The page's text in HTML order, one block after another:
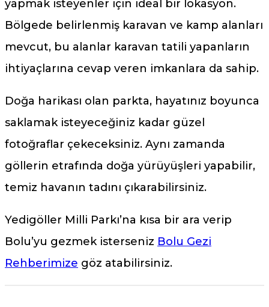
yapmak isteyenler için ideal bir lokasyon.
Bölgede belirlenmiş karavan ve kamp alanları
mevcut, bu alanlar karavan tatili yapanların
ihtiyaçlarına cevap veren imkanlara da sahip.
Doğa harikası olan parkta, hayatınız boyunca
saklamak isteyeceğiniz kadar güzel
fotoğraflar çekeceksiniz. Aynı zamanda
göllerin etrafında doğa yürüyüşleri yapabilir,
temiz havanın tadını çıkarabilirsiniz.
Yedigöller Milli Parkı’na kısa bir ara verip
Bolu’yu gezmek isterseniz Bolu Gezi
Rehberimize göz atabilirsiniz.